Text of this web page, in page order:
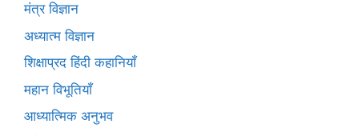
मंत्र विज्ञान
अध्यात्म विज्ञान
शिक्षाप्रद हिंदी कहानियाँ
महान विभूतियाँ
आध्यात्मिक अनुभव